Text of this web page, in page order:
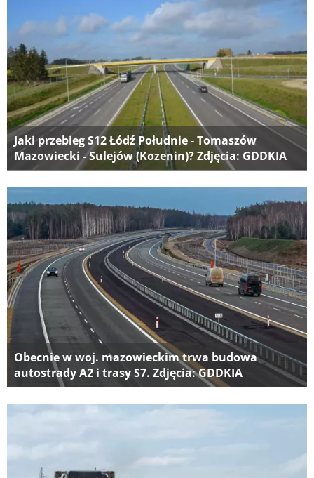
Jaki przebieg S12 Łódź Południe - Tomaszów
Mazowiecki - Sulejów (Kozenin)? Zdjęcia: GDDKIA
Obecnie w woj. mazowieckim trwa budowa
autostrady A2 i trasy S7. Zdjęcia: GDDKIA